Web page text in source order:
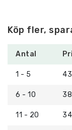
Köp fler,
Antal
1 - 5
6 - 10
11 - 20